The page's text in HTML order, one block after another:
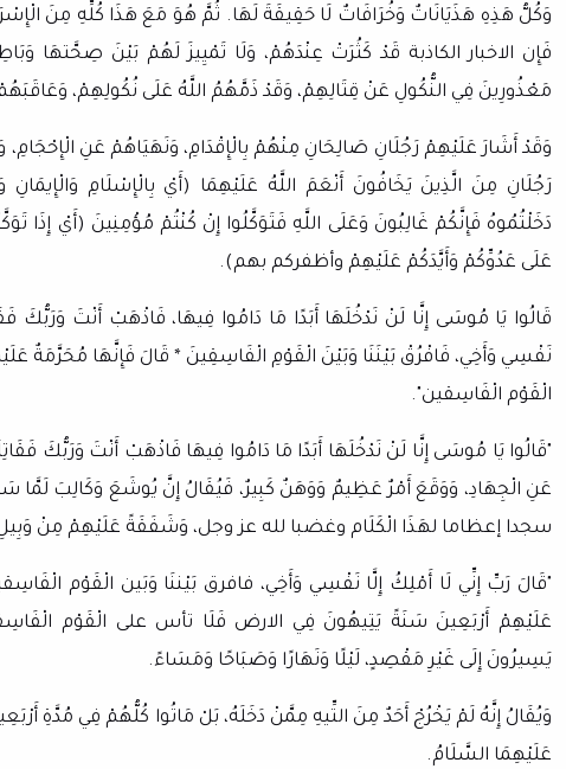
وَكُلُّ هَذِهِ هَذَيَانَاتٌ وَخُرَافَاتٌ لَا حَقِيقَةَ لَهَا. ثُمَّ هُوَ مَعَ هَذَا كُلِّهِ مِنَ
فَإِن الاخبار الكاذبة قَدْ كَثُرَتْ عِنْدَهُمْ، وَلَا تَمْيِيزَ لَهُمْ بَيْنَ صِحَّتهَا
مَعْذُورِينَ فِي النُّكُولِ عَنْ قِتَالِهِمْ، وَقَدْ ذَمَّهُمُ اللَّهُ عَلَى نُكُولِهِمْ،
وَقَدْ أَشَارَ عَلَيْهِمْ رَجُلَانِ صَالِحَانِ مِنْهُمْ بِالْإِقْدَامِ، وَنَهَيَاهُمْ عَنِ
رَجُلَانِ مِنَ الَّذِينَ يَخَافُونَ أَنْعَمَ اللَّهُ عَلَيْهِمَا (أَيْ بِالْإِسْلَامِ وَالْإِيمَانِ
دَخَلْتُمُوهُ فَإِنَّكُمْ غَالِبُونَ وَعَلَى اللَّهِ فَتَوَكَّلُوا إِنْ كُنْتُمْ مُؤْمِنِينَ (أَيْ إِذَا
عَلَى عَدُوِّكُمْ وَأَيَّدَكُمْ عَلَيْهِمْ وأظفركم بهم).
قَالُوا يَا مُوسَى إِنَّا لَنْ نَدْخُلَهَا أَبَدًا مَا دَامُوا فِيهَا، فَاذْهَبْ أَنْتَ وَرَبُّكَ
نَفْسِي وَأَخِي، فَافْرُقْ بَيْنَنَا وَبَيْنَ الْقَوْمِ الْفَاسِقِينَ * قَالَ فَإِنَّهَا مُحَرَّمَةٌ
الْقَوْم الْفَاسِقين".
"قَالُوا يَا مُوسَى إِنَّا لَنْ نَدْخُلَهَا أَبَدًا مَا دَامُوا فِيهَا فَاذْهَبْ أَنْتَ وَرَبُّكَ
عَنِ الْجِهَادِ، وَوَقَعَ أَمْرٌ عَظِيمٌ وَوَهَنٌ كَبِيرٌ، فَيُقَالُ إِنَّ يُوشَعَ وَكَالِبَ لَمَّا
سجدا إعظاما لهَذَا الْكَلَام وغضبا لله عز وجل، وَشَفَقَةً عَلَيْهِمْ مِنْ
"قَالَ رَبِّ إِنِّي لَا أَمْلِكُ إِلَّا نَفْسِي وَأَخِي، فافرق بَيْننَا وَبَين الْقَوْم
عَلَيْهِمْ أَرْبَعِينَ سَنَةً يَتِيهُونَ فِي الارض فَلَا تأس على الْقَوْم
يَسِيرُونَ إِلَى غَيْرِ مَقْصِدٍ، لَيْلًا وَنَهَارًا وَصَبَاحًا وَمَسَاءً.
وَيُقَالُ إِنَّهُ لَمْ يَخْرُجْ أَحَدٌ مِنَ التِّيهِ مِمَّنْ دَخَلَهُ، بَلْ مَاتُوا كُلُّهُمْ فِي مُدَّةِ
عَلَيْهِمَا السَّلَامُ.